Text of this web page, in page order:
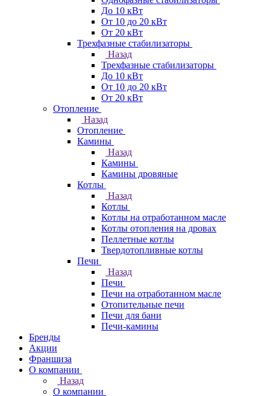
До 10 кВт
От 10 до 20 кВт
От 20 кВт
Трехфазные стабилизаторы
Назад
Трехфазные стабилизаторы
До 10 кВт
От 10 до 20 кВт
От 20 кВт
Отопление
Назад
Отопление
Камины
Назад
Камины
Камины дровяные
Котлы
Назад
Котлы
Котлы на отработанном масле
Котлы отопления на дровах
Пеллетные котлы
Твердотопливные котлы
Печи
Назад
Печи
Печи на отработанном масле
Отопительные печи
Печи для бани
Печи-камины
Бренды
Акции
Франшиза
О компании
Назад
О компании